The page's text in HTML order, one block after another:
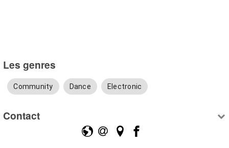
Les genres
Community Dance Electronic
Contact